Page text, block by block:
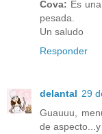
Cova: Es
pesada.
Un saludo
Responder
delantal 29
Guauuu,
de